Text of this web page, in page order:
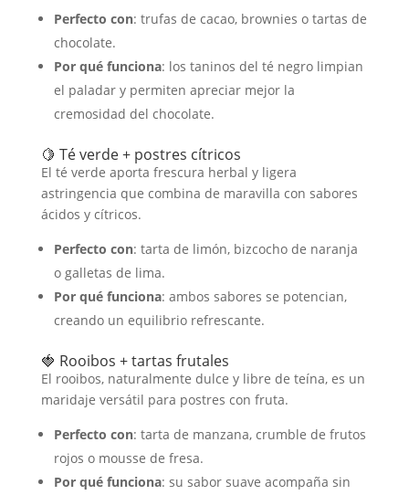
Perfecto con: trufas de cacao, brownies o tartas de
chocolate.
Por qué funciona: los taninos del té negro limpian
el paladar y permiten apreciar mejor la
cremosidad del chocolate.
🍋 Té verde + postres cítricos
El té verde aporta frescura herbal y ligera
astringencia que combina de maravilla con sabores
ácidos y cítricos.
Perfecto con: tarta de limón, bizcocho de naranja
o galletas de lima.
Por qué funciona: ambos sabores se potencian,
creando un equilibrio refrescante.
🍓 Rooibos + tartas frutales
El rooibos, naturalmente dulce y libre de teína, es un
maridaje versátil para postres con fruta.
Perfecto con: tarta de manzana, crumble de frutos
rojos o mousse de fresa.
Por qué funciona: su sabor suave acompaña sin